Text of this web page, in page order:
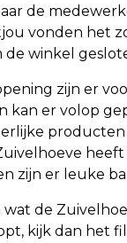
de
vonden het
de winkel
zijn er
kan er volop
producten
zijn er leuke
wat de
kijk dan het